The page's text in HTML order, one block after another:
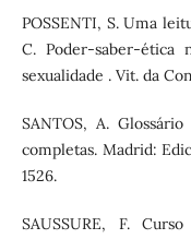
POSSENTI, S. Uma
C. Poder-saber-ética
sexualidade . Vit. da
SANTOS, A.
completas. Madrid:
1526.
SAUSSURE, F.